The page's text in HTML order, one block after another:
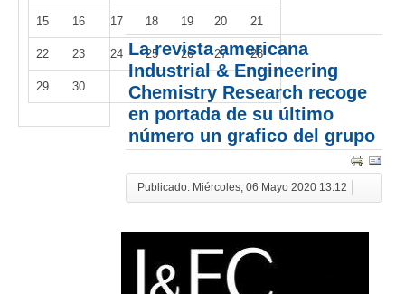
15 16 17 18 19 20 21
22 23 24 25 26 27 28
29 30
La revista americana
Industrial & Engineering
Chemistry Research recoge
en portada de su último
número un grafico del grupo
Publicado: Miércoles, 06 Mayo 2020 13:12